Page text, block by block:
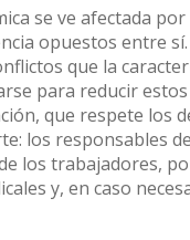
se ve afectada
opuestos entre sí.
que la
para reducir
que respete los
los responsables
los trabajadores,
y, en caso